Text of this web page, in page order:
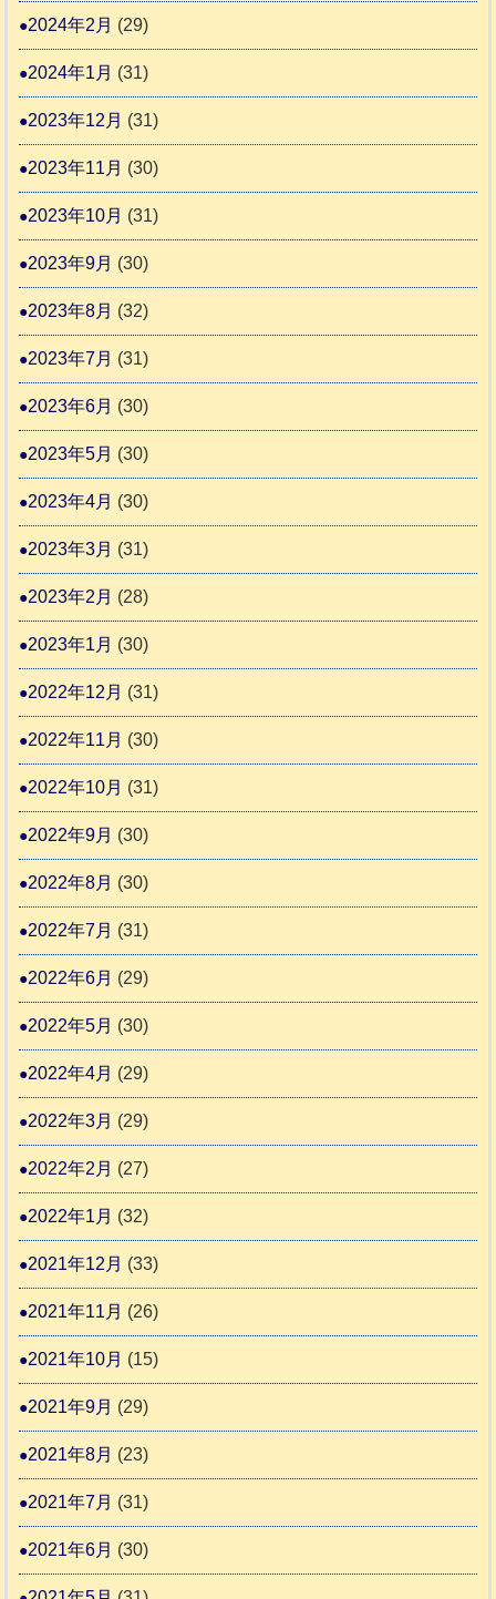
2024年2月 (29)
2024年1月 (31)
2023年12月 (31)
2023年11月 (30)
2023年10月 (31)
2023年9月 (30)
2023年8月 (32)
2023年7月 (31)
2023年6月 (30)
2023年5月 (30)
2023年4月 (30)
2023年3月 (31)
2023年2月 (28)
2023年1月 (30)
2022年12月 (31)
2022年11月 (30)
2022年10月 (31)
2022年9月 (30)
2022年8月 (30)
2022年7月 (31)
2022年6月 (29)
2022年5月 (30)
2022年4月 (29)
2022年3月 (29)
2022年2月 (27)
2022年1月 (32)
2021年12月 (33)
2021年11月 (26)
2021年10月 (15)
2021年9月 (29)
2021年8月 (23)
2021年7月 (31)
2021年6月 (30)